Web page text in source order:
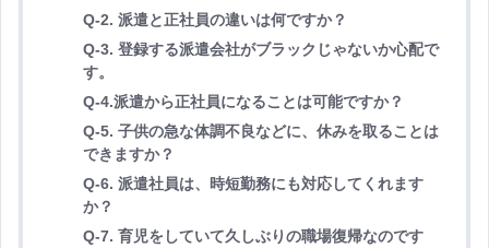
Q-2. 派遣と正社員の違いは何ですか？
Q-3. 登録する派遣会社がブラックじゃないか心配で
す。
Q-4.派遣から正社員になることは可能ですか？
Q-5. 子供の急な体調不良などに、休みを取ることは
できますか？
Q-6. 派遣社員は、時短勤務にも対応してくれます
か？
Q-7. 育児をしていて久しぶりの職場復帰なのです